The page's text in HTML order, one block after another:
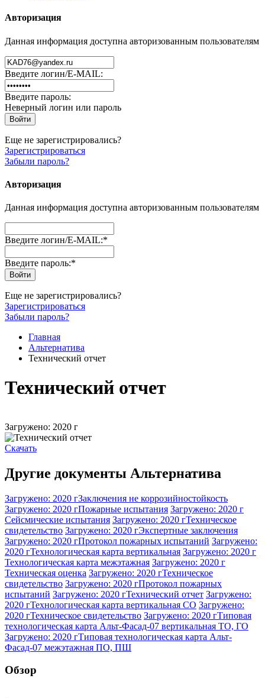
Авторизация
Данная информация доступна авторизованным пользователям
Введите логин/E-MAIL:
Введите пароль:
Неверный логин или пароль
Еще не зарегистрировались?
Зарегистрироваться
Забыли пароль?
Авторизация
Данная информация доступна авторизованным пользователям
Введите логин/E-MAIL:*
Введите пароль:*
Еще не зарегистрировались?
Зарегистрироваться
Забыли пароль?
Главная
Альтернатива
Технический отчет
Технический отчет
Загружено: 2020 г
Скачать
Другие документы Альтернатива
Загружено: 2020 гЗаключения не коррозийностойкость
Загружено: 2020 гПожарные испытания Загружено: 2020 г
Сейсмические испытания Загружено: 2020 гТехническое
свидетельство Загружено: 2020 гЭкспертные заключения
Загружено: 2020 гПротокол пожарных испытаний Загружено:
2020 гТехнологическая карта вертикальная Загружено: 2020 г
Технологическая карта межэтажная Загружено: 2020 г
Техническая оценка Загружено: 2020 гТехническое
свидетельство Загружено: 2020 гПротокол пожарных
испытаний Загружено: 2020 гТехнический отчет Загружено:
2020 гТехнологическая карта вертикальная СО Загружено:
2020 гТехническое свидетельство Загружено: 2020 гТиповая
технологическая карта Альт-Фасад-07 вертикальная ТО, ГО
Загружено: 2020 гТиповая технологическая карта Альт-
Фасад-07 межэтажная ПО, ПШ
Обзор